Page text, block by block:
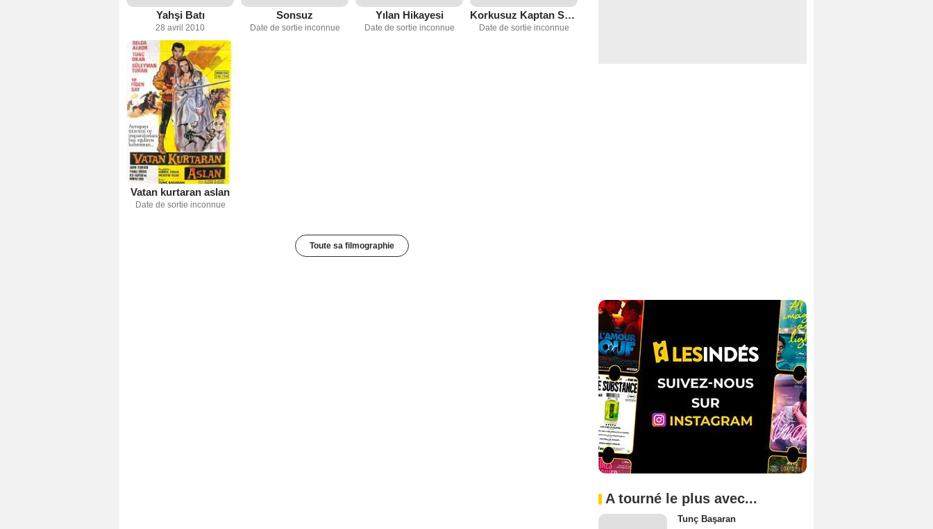
Yahşi Batı
28 avril 2010
Sonsuz
Date de sortie inconnue
Yılan Hikayesi
Date de sortie inconnue
Korkusuz Kaptan Swing
Date de sortie inconnue
Vatan kurtaran aslan
Date de sortie inconnue
Toute sa filmographie
A tourné le plus avec...
Tunç Başaran